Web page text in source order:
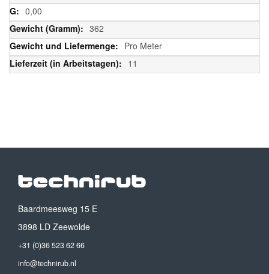
0,00
362
Pro Meter
11
Baardmeesweg 15 E
3898 LD Zeewolde
+31 (0)36 523 62 66
info@technirub.nl